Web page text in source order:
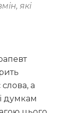
які
а
думкам